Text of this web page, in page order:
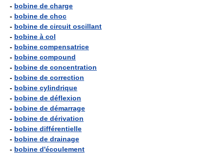
- bobine de charge
- bobine de choc
- bobine de circuit oscillant
- bobine à col
- bobine compensatrice
- bobine compound
- bobine de concentration
- bobine de correction
- bobine cylindrique
- bobine de déflexion
- bobine de démarrage
- bobine de dérivation
- bobine différentielle
- bobine de drainage
- bobine d'écoulement